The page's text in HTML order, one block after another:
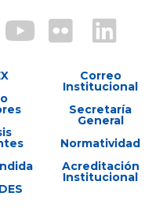
Correo
Institucional
Secretaría
General
Normatividad
Acreditación
Institucional